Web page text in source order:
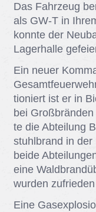
Das Fahr­zeug
als GW-T in
konn­te der
La­ger­hal­le
Ein neu­er
tio­niert ist er in
bei
te die Ab­tei­lung
stuhl­brand in der
bei­de
eine
wur­den
Eine